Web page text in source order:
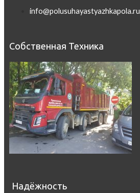
info@polusuhayastyazhkapola.ru
Собственная Техника
Надёжность